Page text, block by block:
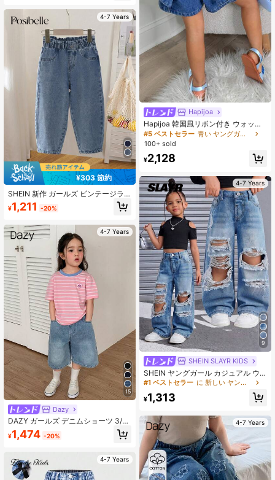
4-7 Years
¥303 節約
SHEIN 新作 ガールズ ビンテージラ
イトウォッシュジーンズ、ギャザー
入りウエストバンド、柔らかく快適
ン、オールシーズン対応
¥1,211 -20%
4-7 Years
15
Dazy
DAZY ガールズ デニムショーツ 3/4
丈 ウエスト伸縮 夏用
¥1,474 -20%
4-7 Years
Hapijoa
Hapijoa 韓国風リボン付き ウォッシ
ュ加工デニムショートパンツ ガール
ズ 春服
#5 ベストセラー
青い ヤングガールズデニム
100+ sold
¥2,128
4-7 Years
9
SHEIN SLAYR KIDS
SHEIN ヤングガール カジュアル ウ
ォッシュ加工 ダメージデニムジーン
#1 ベストセラー に 新しい ヤングガールズデニム
¥1,313
4-7 Years